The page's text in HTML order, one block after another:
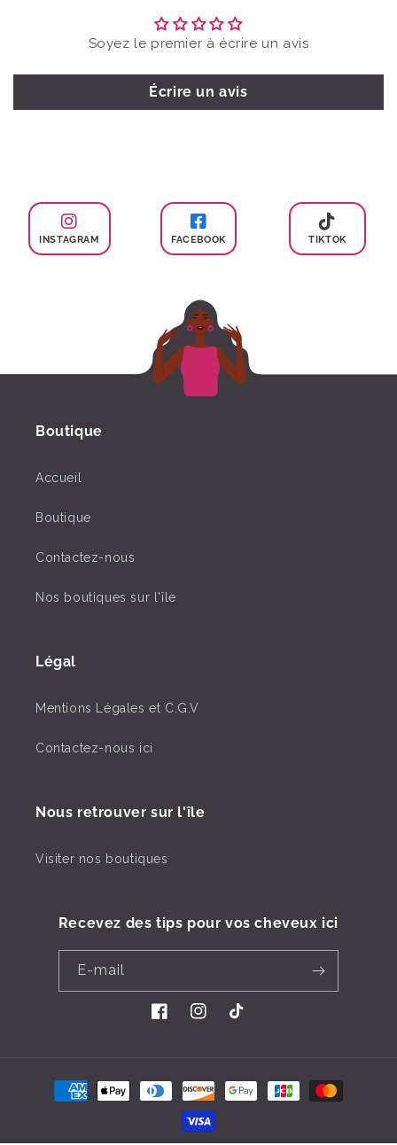
Soyez le premier à écrire un avis
Écrire un avis
INSTAGRAM FACEBOOK TIKTOK
Boutique
Accueil
Boutique
Contactez-nous
Nos boutiques sur l'île
Légal
Mentions Légales et C.G.V
Contactez-nous ici
Nous retrouver sur l'île
Visiter nos boutiques
Recevez des tips pour vos cheveux ici
E-mail
FacebookInstagramTikTok
Moyens